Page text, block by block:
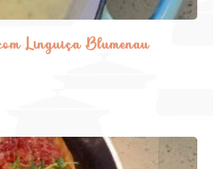
Linguiça Blumenau